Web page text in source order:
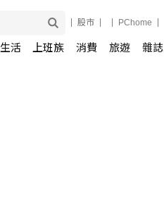
股市 PChome
生活 上班族 消費 旅遊 雜誌